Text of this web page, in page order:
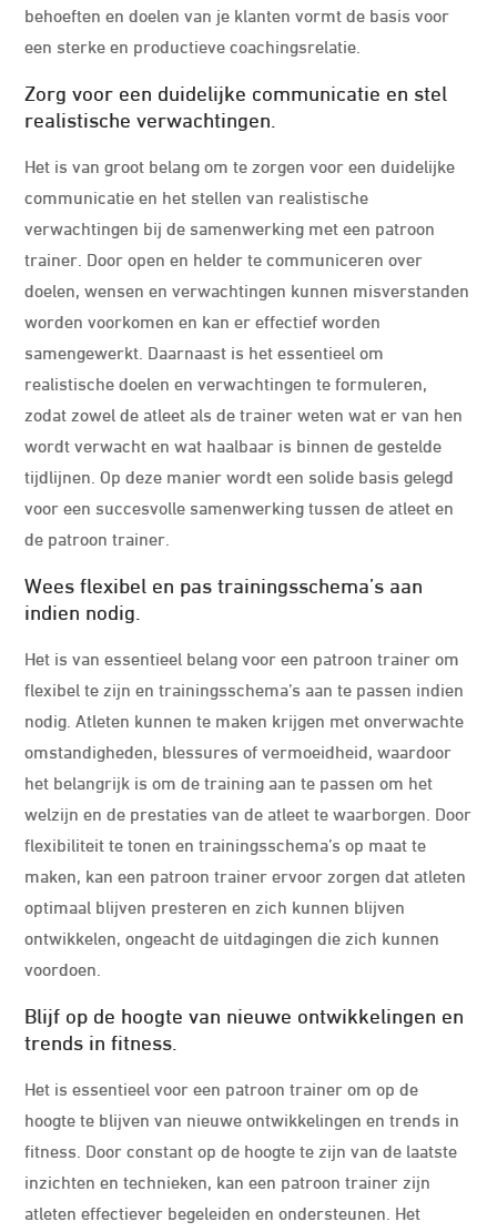
behoeften en doelen van je klanten vormt de basis voor
een sterke en productieve coachingsrelatie.
Zorg voor een duidelijke communicatie en stel
realistische verwachtingen.
Het is van groot belang om te zorgen voor een duidelijke
communicatie en het stellen van realistische
verwachtingen bij de samenwerking met een patroon
trainer. Door open en helder te communiceren over
doelen, wensen en verwachtingen kunnen misverstanden
worden voorkomen en kan er effectief worden
samengewerkt. Daarnaast is het essentieel om
realistische doelen en verwachtingen te formuleren,
zodat zowel de atleet als de trainer weten wat er van hen
wordt verwacht en wat haalbaar is binnen de gestelde
tijdlijnen. Op deze manier wordt een solide basis gelegd
voor een succesvolle samenwerking tussen de atleet en
de patroon trainer.
Wees flexibel en pas trainingsschema’s aan
indien nodig.
Het is van essentieel belang voor een patroon trainer om
flexibel te zijn en trainingsschema’s aan te passen indien
nodig. Atleten kunnen te maken krijgen met onverwachte
omstandigheden, blessures of vermoeidheid, waardoor
het belangrijk is om de training aan te passen om het
welzijn en de prestaties van de atleet te waarborgen. Door
flexibiliteit te tonen en trainingsschema’s op maat te
maken, kan een patroon trainer ervoor zorgen dat atleten
optimaal blijven presteren en zich kunnen blijven
ontwikkelen, ongeacht de uitdagingen die zich kunnen
voordoen.
Blijf op de hoogte van nieuwe ontwikkelingen en
trends in fitness.
Het is essentieel voor een patroon trainer om op de
hoogte te blijven van nieuwe ontwikkelingen en trends in
fitness. Door constant op de hoogte te zijn van de laatste
inzichten en technieken, kan een patroon trainer zijn
atleten effectiever begeleiden en ondersteunen. Het